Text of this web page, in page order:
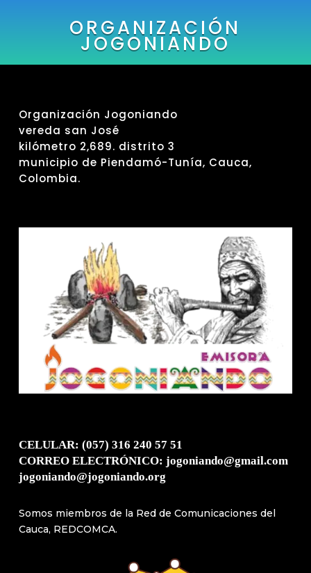
ORGANIZACIÓN
JOGONIANDO
Organización Jogoniando
vereda san José
kilómetro 2,689. distrito 3
municipio de Piendamó-Tunía, Cauca,
Colombia.
CELULAR: (057) 316 240 57 51
CORREO ELECTRÓNICO: jogoniando@gmail.com
jogoniando@jogoniando.org
Somos miembros de la Red de Comunicaciones del
Cauca, REDCOMCA.